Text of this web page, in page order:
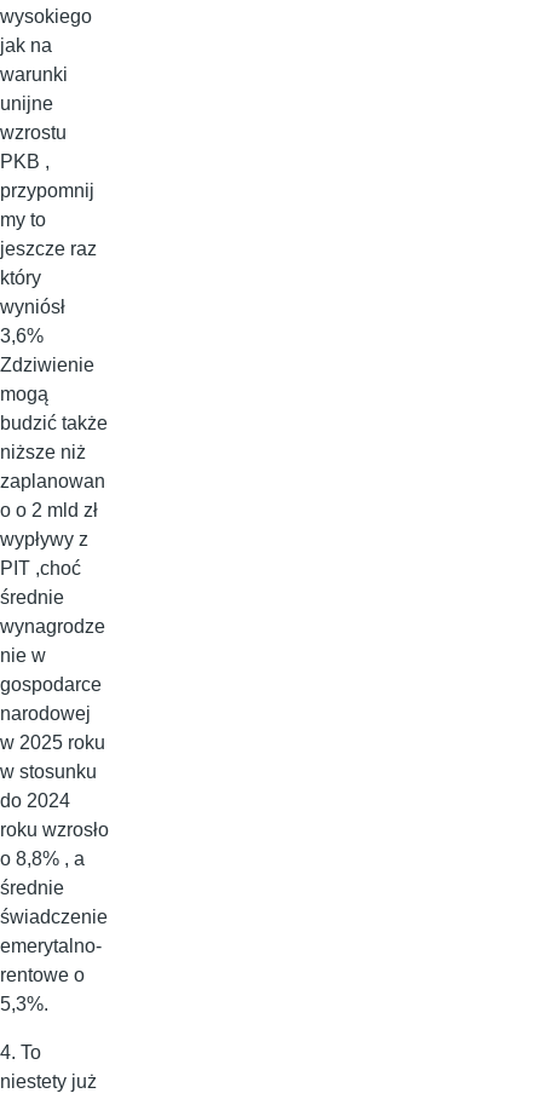
wysokiego
jak na
warunki
unijne
wzrostu
PKB ,
przypomnij
my to
jeszcze raz
który
wyniósł
3,6%
Zdziwienie
mogą
budzić także
niższe niż
zaplanowan
o o 2 mld zł
wypływy z
PIT ,choć
średnie
wynagrodze
nie w
gospodarce
narodowej
w 2025 roku
w stosunku
do 2024
roku wzrosło
o 8,8% , a
średnie
świadczenie
emerytalno-
rentowe o
5,3%.
4. To
niestety już